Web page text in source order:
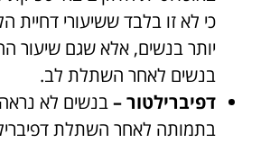
כי לא זו בלבד ששיעורי דחיית
יותר בנשים, אלא שגם שיעור
בנשים לאחר השתלת לב.
דפיברילטור –בנשים לא
בתמותה לאחר השתלת